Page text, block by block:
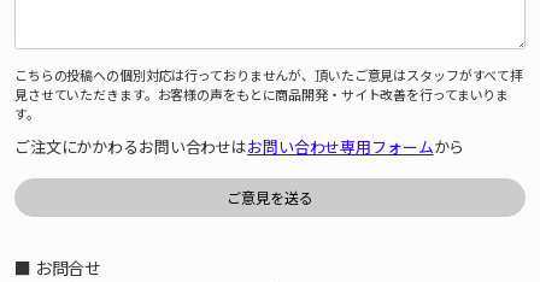
こちらの投稿への個別対応は行っておりませんが、頂いたご意見はスタッフがすべて拝
見させていただきます。お客様の声をもとに商品開発・サイト改善を行ってまいりま
す。
ご注文にかかわるお問い合わせはお問い合わせ専用フォームから
■ お問合せ